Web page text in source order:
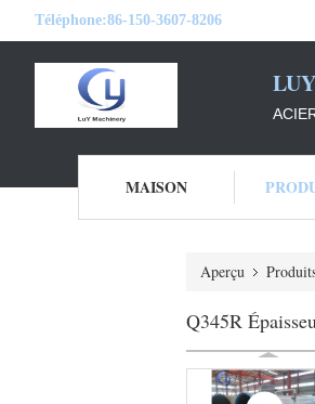
Téléphone:86-150-3607-8206
MAISON
Aperçu
Q345R